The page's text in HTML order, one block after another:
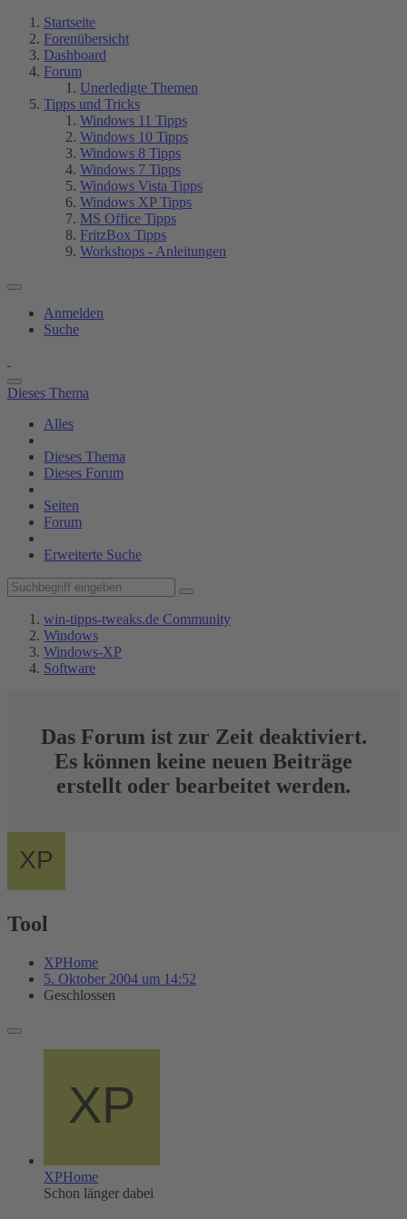
Startseite
Forenübersicht
Dashboard
Forum
Unerledigte Themen
Tipps und Tricks
Windows 11 Tipps
Windows 10 Tipps
Windows 8 Tipps
Windows 7 Tipps
Windows Vista Tipps
Windows XP Tipps
MS Office Tipps
FritzBox Tipps
Workshops - Anleitungen
Anmelden
Suche
Dieses Thema
Alles
Dieses Thema
Dieses Forum
Seiten
Forum
Erweiterte Suche
win-tipps-tweaks.de Community
Windows
Windows-XP
Software
Das Forum ist zur Zeit deaktiviert.
Es können keine neuen Beiträge
erstellt oder bearbeitet werden.
Tool
XPHome
5. Oktober 2004 um 14:52
Geschlossen
XPHome
Schon länger dabei